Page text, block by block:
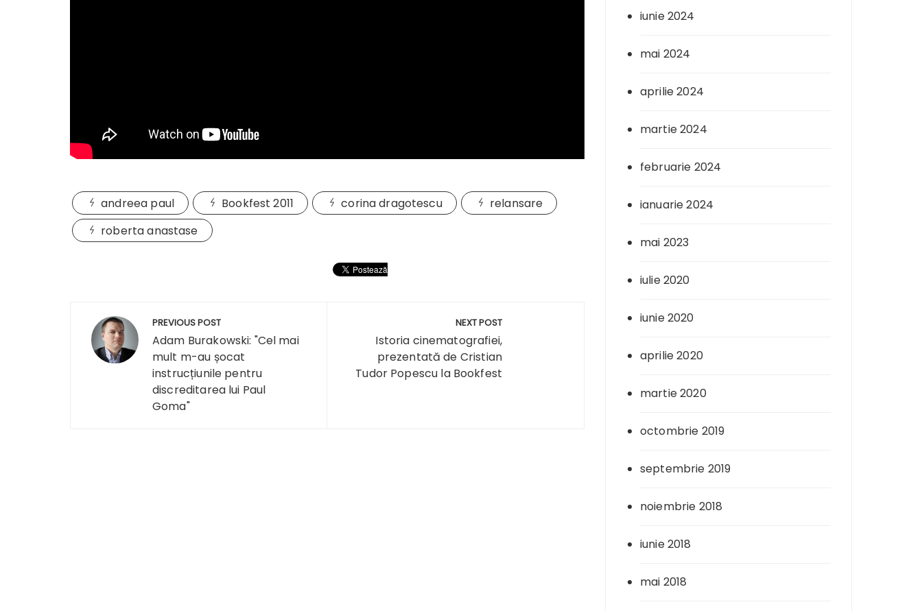
andreea paul Bookfest 2011 corina dragotescu
relansare
roberta anastase
Navigare
articole
PREVIOUS POST
Adam Burakowski: "Cel mai
mult m-au șocat
instrucțiunile pentru
discreditarea lui Paul
Goma"
NEXT POST
Istoria cinematografiei,
prezentată de Cristian
Tudor Popescu la Bookfest
iunie 2024
mai 2024
aprilie 2024
martie 2024
februarie 2024
ianuarie 2024
mai 2023
iulie 2020
iunie 2020
aprilie 2020
martie 2020
octombrie 2019
septembrie 2019
noiembrie 2018
iunie 2018
mai 2018